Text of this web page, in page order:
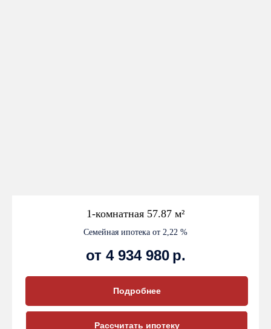
1-комнатная 57.87 м²
Семейная ипотека от 2,22 %
от 4 934 980 р.
Подробнее
Рассчитать ипотеку